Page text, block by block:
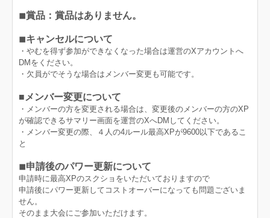
◾︎賞品：賞品はありません。
◾︎キャンセルについて
・やむを得ず参加ができなくなった場合は運営のXアカウントへ
DMをください。
・欠員がでそうな場合はメンバー変更も可能です。
■メンバー変更について
・メンバーの方を変更される場合は、変更後のメンバーの方のXP
が確認できるサマリー画面を運営のXへDMしてください。
・メンバー変更の際、４人の4ルール最高XPが9600以下であるこ
と
◾︎申請後のパワー更新について
申請時に最高XPのスクショをいただいておりますので
申請後にパワー更新してコストオーバーになっても問題ございま
せん。
そのまま大会にご参加いただけます。